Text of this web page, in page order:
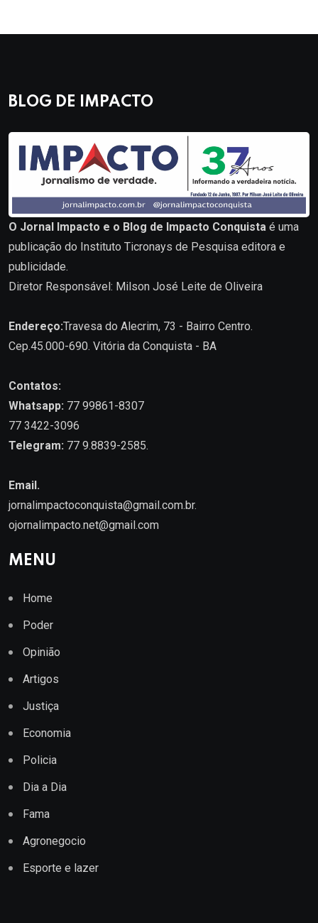
BLOG DE IMPACTO
O Jornal Impacto e o Blog de Impacto Conquista é uma
publicação do Instituto Ticronays de Pesquisa editora e
publicidade.
Diretor Responsável: Milson José Leite de Oliveira
Endereço:Travesa do Alecrim, 73 - Bairro Centro.
Cep.45.000-690. Vitória da Conquista - BA
Contatos:
Whatsapp: 77 99861-8307
77 3422-3096
Telegram: 77 9.8839-2585.
Email.
jornalimpactoconquista@gmail.com.br.
ojornalimpacto.net@gmail.com
MENU
Home
Poder
Opinião
Artigos
Justiça
Economia
Policia
Dia a Dia
Fama
Agronegocio
Esporte e lazer